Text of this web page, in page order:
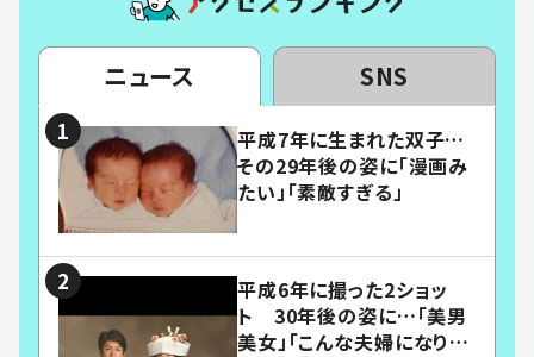
ニュース SNS
平成7年に生まれた双子…
その29年後の姿に「漫画み
たい」「素敵すぎる」
平成6年に撮った2ショッ
ト 30年後の姿に…「美男
美女」「こんな夫婦になりた